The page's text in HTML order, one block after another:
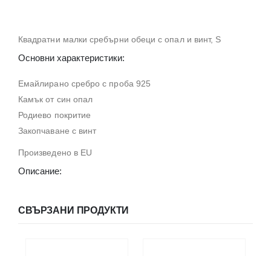
Квадратни малки сребърни обеци с опал и винт, S
Основни характеристики:
Емайлирано сребро с проба 925
Камък от син опал
Родиево покритие
Закопчаване с винт
Произведено в EU
Описание:
СВЪРЗАНИ ПРОДУКТИ